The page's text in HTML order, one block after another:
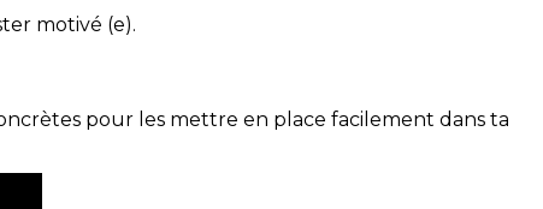
motivé (e).
pour les mettre en place facilement dans ta